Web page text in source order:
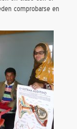
comprobarse en